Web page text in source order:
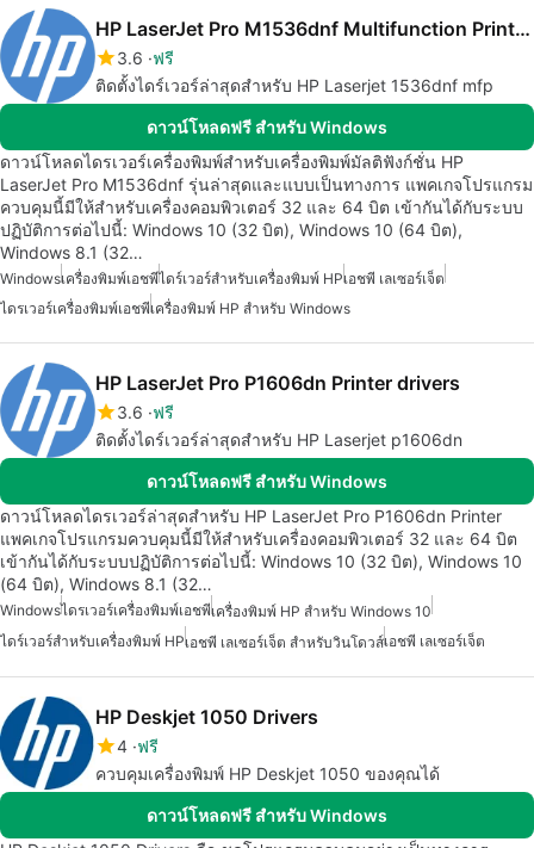
HP LaserJet Pro M1536dnf Multifunction Printer drivers
3.6 ฟรี
ติดตั้งไดร์เวอร์ล่าสุดสำหรับ HP Laserjet 1536dnf mfp
ดาวน์โหลดฟรี สำหรับ Windows
ดาวน์โหลดไดรเวอร์เครื่องพิมพ์สำหรับเครื่องพิมพ์มัลติฟังก์ชั่น HP
LaserJet Pro M1536dnf รุ่นล่าสุดและแบบเป็นทางการ แพคเกจโปรแกรม
ควบคุมนี้มีให้สำหรับเครื่องคอมพิวเตอร์ 32 และ 64 บิต เข้ากันได้กับระบบ
ปฏิบัติการต่อไปนี้: Windows 10 (32 บิต), Windows 10 (64 บิต),
Windows 8.1 (32…
Windowsเครื่องพิมพ์เอชพีไดร์เวอร์สำหรับเครื่องพิมพ์ HPเอชพี เลเซอร์เจ็ต
ไดรเวอร์เครื่องพิมพ์เอชพีเครื่องพิมพ์ HP สำหรับ Windows
HP LaserJet Pro P1606dn Printer drivers
3.6 ฟรี
ติดตั้งไดร์เวอร์ล่าสุดสำหรับ HP Laserjet p1606dn
ดาวน์โหลดฟรี สำหรับ Windows
ดาวน์โหลดไดรเวอร์ล่าสุดสำหรับ HP LaserJet Pro P1606dn Printer
แพคเกจโปรแกรมควบคุมนี้มีให้สำหรับเครื่องคอมพิวเตอร์ 32 และ 64 บิต
เข้ากันได้กับระบบปฏิบัติการต่อไปนี้: Windows 10 (32 บิต), Windows 10
(64 บิต), Windows 8.1 (32…
Windowsไดรเวอร์เครื่องพิมพ์เอชพีเครื่องพิมพ์ HP สำหรับ Windows 10
ไดร์เวอร์สำหรับเครื่องพิมพ์ HPเอชพี เลเซอร์เจ็ต สำหรับวินโดวส์เอชพี เลเซอร์เจ็ต
HP Deskjet 1050 Drivers
4 ฟรี
ควบคุมเครื่องพิมพ์ HP Deskjet 1050 ของคุณได้
ดาวน์โหลดฟรี สำหรับ Windows